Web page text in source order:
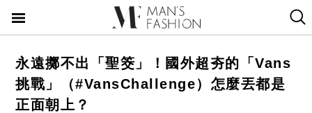
永遠擲不出「聖筊」！國外超夯的「Vans
挑戰」（#VansChallenge）怎麼丟都是
正面朝上？